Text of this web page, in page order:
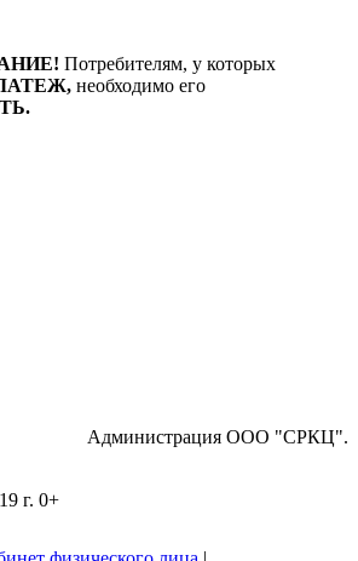
Потребителям, у которых
необходимо его
Администрация ООО "СРКЦ".
2019 г. 0+